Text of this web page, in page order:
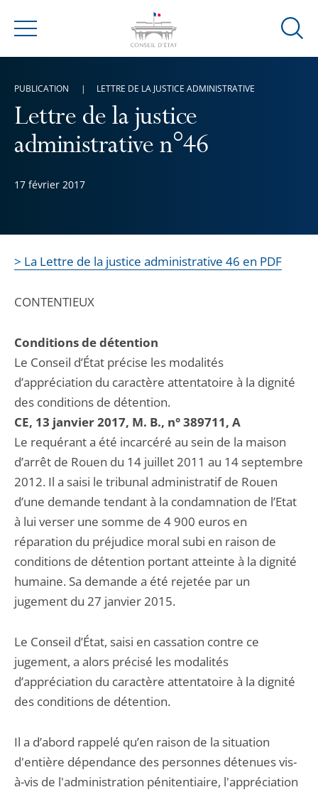
Menu
Ouvrir
Lettre de la justice
administrative n°46
17 février 2017
PUBLICATION LETTRE DE LA JUSTICE ADMINISTRATIVE
> La Lettre de la justice administrative 46 en PDF
CONTENTIEUX
Conditions de détention
Le Conseil d’État précise les modalités
d’appréciation du caractère attentatoire à la dignité
des conditions de détention.
CE, 13 janvier 2017, M. B., n° 389711, A
Le requérant a été incarcéré au sein de la maison
d’arrêt de Rouen du 14 juillet 2011 au 14 septembre
2012. Il a saisi le tribunal administratif de Rouen
d’une demande tendant à la condamnation de l’Etat
à lui verser une somme de 4 900 euros en
réparation du préjudice moral subi en raison de
conditions de détention portant atteinte à la dignité
humaine. Sa demande a été rejetée par un
jugement du 27 janvier 2015.
Le Conseil d’État, saisi en cassation contre ce
jugement, a alors précisé les modalités
d’appréciation du caractère attentatoire à la dignité
des conditions de détention.
Il a d’abord rappelé qu’en raison de la situation
d'entière dépendance des personnes détenues vis-
à-vis de l'administration pénitentiaire, l'appréciation